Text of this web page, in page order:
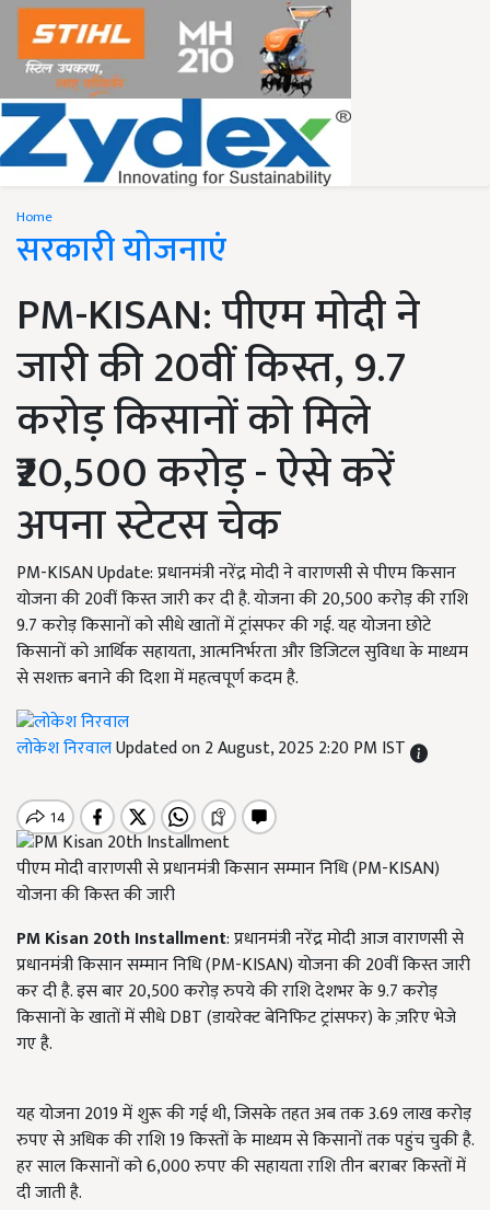
Home
सरकारी योजनाएं
PM-KISAN: पीएम मोदी ने
जारी की 20वीं किस्त, 9.7
करोड़ किसानों को मिले
₹20,500 करोड़ - ऐसे करें
अपना स्टेटस चेक
PM-KISAN Update: प्रधानमंत्री नरेंद्र मोदी ने वाराणसी से पीएम किसान
योजना की 20वीं किस्त जारी कर दी है. योजना की 20,500 करोड़ की राशि
9.7 करोड़ किसानों को सीधे खातों में ट्रांसफर की गई. यह योजना छोटे
किसानों को आर्थिक सहायता, आत्मनिर्भरता और डिजिटल सुविधा के माध्यम
से सशक्त बनाने की दिशा में महत्वपूर्ण कदम है.
लोकेश निरवालUpdated on 2 August, 2025 2:20 PM IST
पीएम मोदी वाराणसी से प्रधानमंत्री किसान सम्मान निधि (PM-KISAN)
योजना की किस्त की जारी
PM Kisan 20th Installment: प्रधानमंत्री नरेंद्र मोदी आज वाराणसी से
प्रधानमंत्री किसान सम्मान निधि (PM-KISAN) योजना की 20वीं किस्त जारी
कर दी है. इस बार 20,500 करोड़ रुपये की राशि देशभर के 9.7 करोड़
किसानों के खातों में सीधे DBT (डायरेक्ट बेनिफिट ट्रांसफर) के ज़रिए भेजे
गए है.
यह योजना 2019 में शुरू की गई थी, जिसके तहत अब तक 3.69 लाख करोड़
रुपए से अधिक की राशि 19 किस्तों के माध्यम से किसानों तक पहुंच चुकी है.
हर साल किसानों को 6,000 रुपए की सहायता राशि तीन बराबर किस्तों में
दी जाती है.